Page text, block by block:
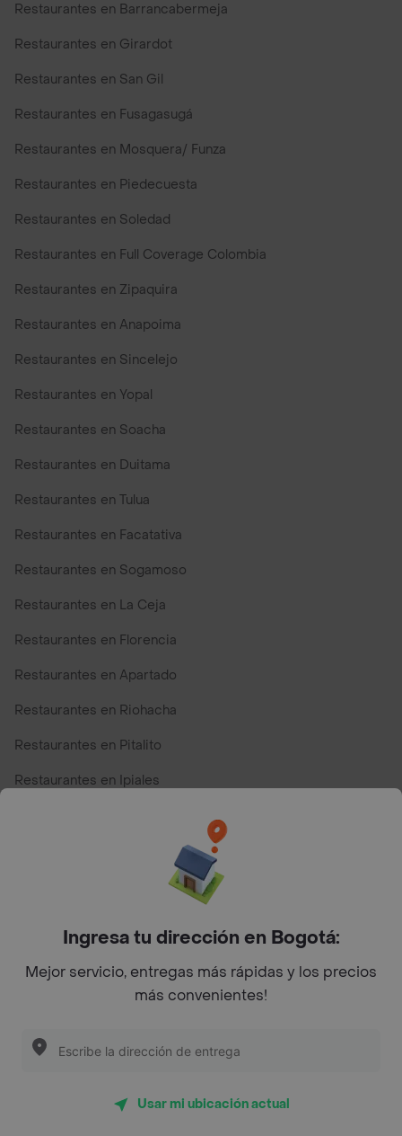
Restaurantes en Barrancabermeja
Restaurantes en Girardot
Restaurantes en San Gil
Restaurantes en Fusagasugá
Restaurantes en Mosquera/ Funza
Restaurantes en Piedecuesta
Restaurantes en Soledad
Restaurantes en Full Coverage Colombia
Restaurantes en Zipaquira
Restaurantes en Anapoima
Restaurantes en Sincelejo
Restaurantes en Yopal
Restaurantes en Soacha
Restaurantes en Duitama
Restaurantes en Tulua
Restaurantes en Facatativa
Restaurantes en Sogamoso
Restaurantes en La Ceja
Restaurantes en Florencia
Restaurantes en Apartado
Restaurantes en Riohacha
Restaurantes en Pitalito
Restaurantes en Ipiales
Top Marcas y Cadenas de Restaurantes
Encuéntranos en estos países
App Store Google play
Restaurantes cerca de mi para pedir Comida a Domicilio -
Ingresa tu dirección en Bogotá:
Mejor servicio, entregas más rápidas y los precios
más convenientes!
Usar mi ubicación actual